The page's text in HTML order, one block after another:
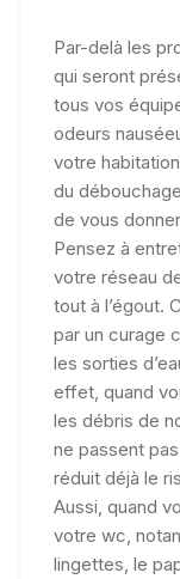
Par-delà les
qui seront
tous vos
odeurs
votre
du
de vous
Pensez à
votre réseau
tout à l’égout.
par un curage
les sorties
effet, quand
les débris de
ne passent
réduit déjà le
Aussi, quand
votre wc,
lingettes, le